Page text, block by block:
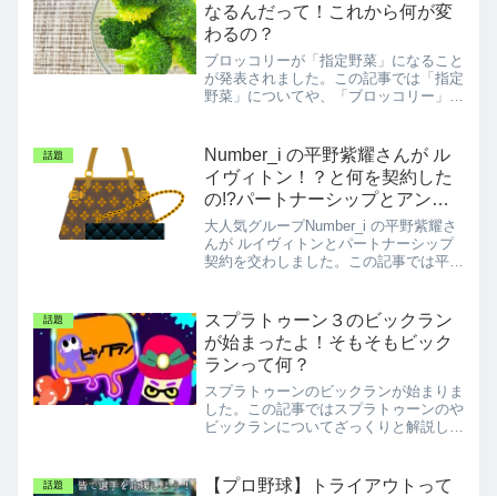
なるんだって！これから何が変
わるの？
ブロッコリーが「指定野菜」になること
が発表されました。この記事では「指定
野菜」についてや、「ブロッコリー」に
話題
Number_i の平野紫耀さんが ル
イヴィトン！？と何を契約した
の!?パートナーシップとアンバ
サダーは違うの？
大人気グループNumber_i の平野紫耀さ
んが ルイヴィトンとパートナーシップ
契約を交わしました。この記事では平野
伝えします。
話題
スプラトゥーン３のビックラン
が始まったよ！そもそもビック
ランって何？
スプラトゥーンのビックランが始まりま
した。この記事ではスプラトゥーンのや
ビックランについてざっくりと解説して
話題
【プロ野球】トライアウトって